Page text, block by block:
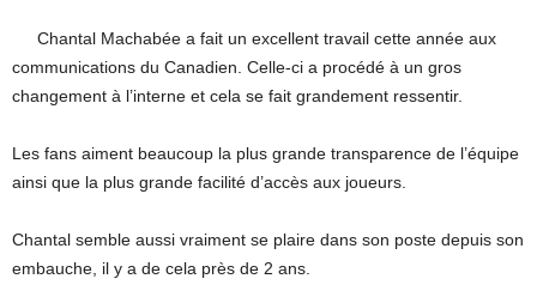
Chantal Machabée a fait un excellent travail cette année aux
communications du Canadien. Celle-ci a procédé à un gros
changement à l’interne et cela se fait grandement ressentir.
Les fans aiment beaucoup la plus grande transparence de l’équipe
ainsi que la plus grande facilité d’accès aux joueurs.
Chantal semble aussi vraiment se plaire dans son poste depuis son
embauche, il y a de cela près de 2 ans.